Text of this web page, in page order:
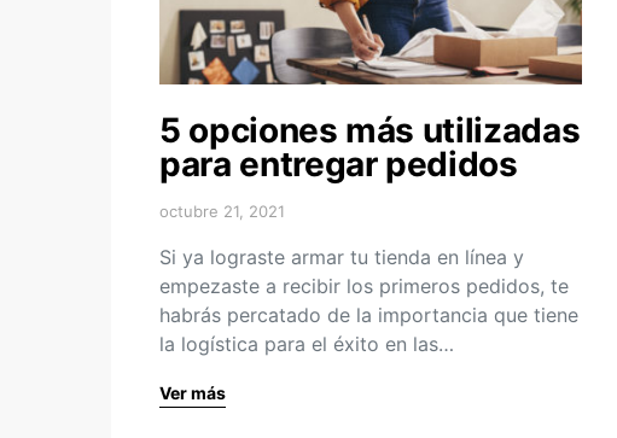
5 opciones más utilizadas
para entregar pedidos
octubre 21, 2021
Si ya lograste armar tu tienda en línea y
empezaste a recibir los primeros pedidos, te
habrás percatado de la importancia que tiene
la logística para el éxito en las…
Ver más